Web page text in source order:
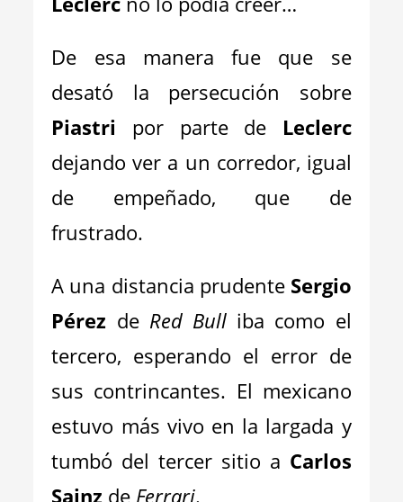
De esa manera fue que se
desató la persecución sobre
Piastri por parte de Leclerc
dejando ver a un corredor, igual
de empeñado, que de
frustrado.
A una distancia prudente Sergio
Pérez de Red Bull iba como el
tercero, esperando el error de
sus contrincantes. El mexicano
estuvo más vivo en la largada y
tumbó del tercer sitio a Carlos
Sainz de Ferrari.